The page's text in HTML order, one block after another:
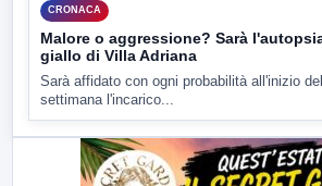
CRONACA
Malore o aggressione? Sarà
giallo di Villa Adriana
Sarà affidato con ogni probabilità all'inizio
settimana l'incarico...